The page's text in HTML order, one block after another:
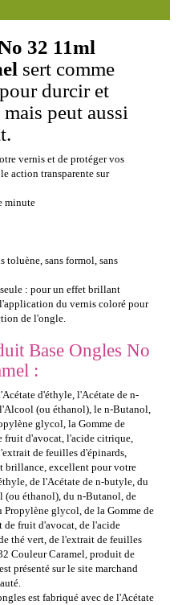
32 11ml
sert comme
durcir et
peut aussi
vernis et de protéger vos
action transparente sur
minute
toluène, sans formol, sans
: pour un effet brillant
du vernis coloré pour
de l'ongle.
Base Ongles No
:
d'éthyle, l'Acétate de n-
(ou éthanol), le n-Butanol,
glycol, la Gomme de
fruit d'avocat, l'acide citrique,
de feuilles d'épinards,
brillance, excellent pour votre
de l'Acétate de n-butyle, du
éthanol), du n-Butanol, de
glycol, de la Gomme de
fruit d'avocat, de l'acide
thé vert, de l'extrait de feuilles
Couleur Caramel, produit de
présenté sur le site marchand
est fabriqué avec de l'Acétate